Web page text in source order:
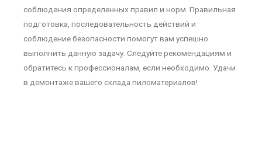
соблюдения определенных правил и норм. Правильная
подготовка, последовательность действий и
соблюдение безопасности помогут вам успешно
выполнить данную задачу. Следуйте рекомендациям и
обратитесь к профессионалам, если необходимо. Удачи
в демонтаже вашего склада пиломатериалов!